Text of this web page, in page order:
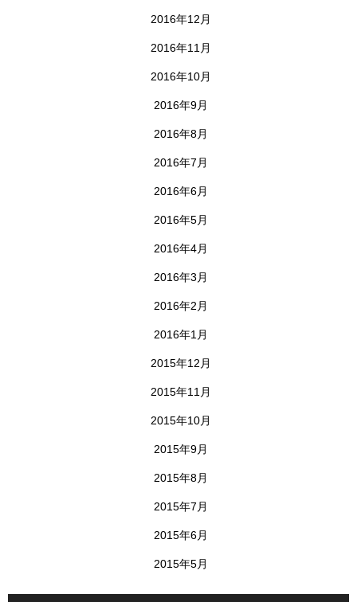
2016年12月
2016年11月
2016年10月
2016年9月
2016年8月
2016年7月
2016年6月
2016年5月
2016年4月
2016年3月
2016年2月
2016年1月
2015年12月
2015年11月
2015年10月
2015年9月
2015年8月
2015年7月
2015年6月
2015年5月